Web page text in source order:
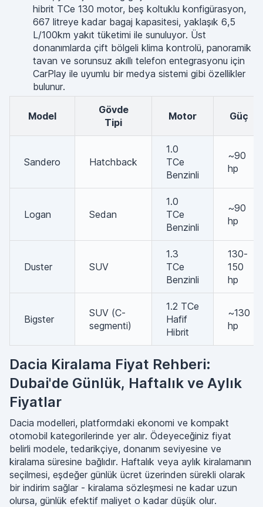
hibrit TCe 130 motor, beş koltuklu konfigürasyon,
667 litreye kadar bagaj kapasitesi, yaklaşık 6,5
L/100km yakıt tüketimi ile sunuluyor. Üst
donanımlarda çift bölgeli klima kontrolü, panoramik
tavan ve sorunsuz akıllı telefon entegrasyonu için
CarPlay ile uyumlu bir medya sistemi gibi özellikler
bulunur.
Model
Gövde
Tipi
Motor Güç
Sandero Hatchback
1.0
TCe
Benzinli
~90
hp
Logan Sedan
1.0
TCe
Benzinli
~90
hp
Duster SUV
1.3
TCe
Benzinli
130-
150
hp
Bigster
SUV (C-
segmenti)
1.2 TCe
Hafif
Hibrit
~130
hp
Dacia Kiralama Fiyat Rehberi:
Dubai'de Günlük, Haftalık ve Aylık
Fiyatlar
Dacia modelleri, platformdaki ekonomi ve kompakt
otomobil kategorilerinde yer alır. Ödeyeceğiniz fiyat
belirli modele, tedarikçiye, donanım seviyesine ve
kiralama süresine bağlıdır. Haftalık veya aylık kiralamanın
seçilmesi, eşdeğer günlük ücret üzerinden sürekli olarak
bir indirim sağlar - kiralama sözleşmesi ne kadar uzun
olursa, günlük efektif maliyet o kadar düşük olur.